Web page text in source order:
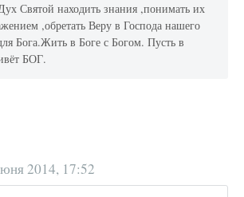
Святой находить знания ,понимать их
,обретать Веру в Господа нашего
Бога.Жить в Боге с Богом. Пусть в
БОГ.
2014, 17:52